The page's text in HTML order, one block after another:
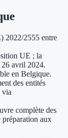
2555 entre
UE ; la
26 avril 2024.
en Belgique.
des entités
via
complète des
préparation aux